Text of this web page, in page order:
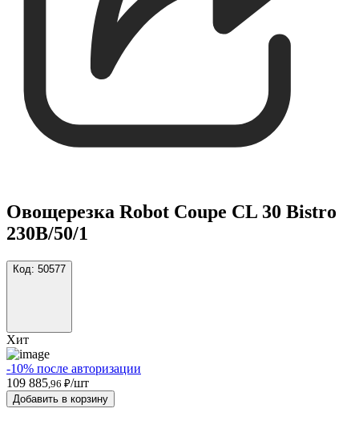
Овощерезка Robot Coupe CL 30 Bistro
230B/50/1
Код: 50577
Хит
-10% после авторизации
109 885 ,96 ₽/шт
Добавить в корзину